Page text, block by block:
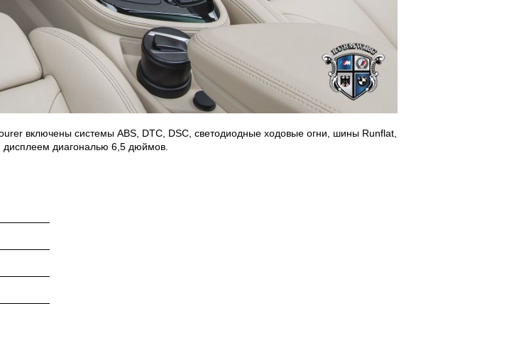
включены системы ABS, DTC, DSC, светодиодные ходовые огни, шины Runflat,
дисплеем диагональю 6,5 дюймов.